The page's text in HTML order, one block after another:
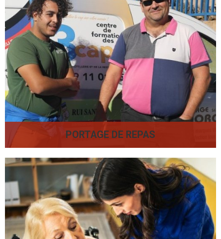
PORTAGE DE REPAS